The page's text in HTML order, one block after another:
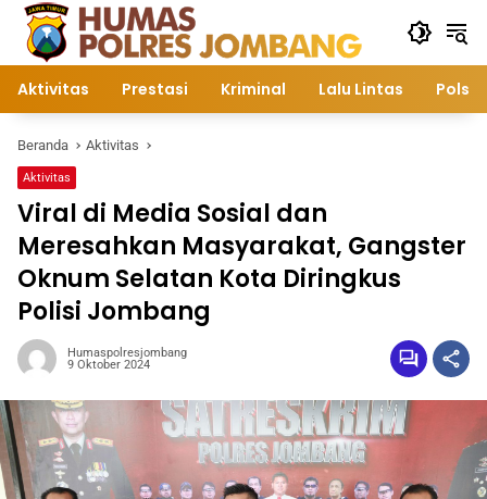
Langsung
konten
Aktivitas Prestasi Kriminal Lalu Lintas
Beranda Aktivitas
Aktivitas
Viral di Media Sosial dan
Meresahkan Masyarakat, Gangster
Oknum Selatan Kota Diringkus
Polisi Jombang
Humaspolresjombang
9 Oktober 2024